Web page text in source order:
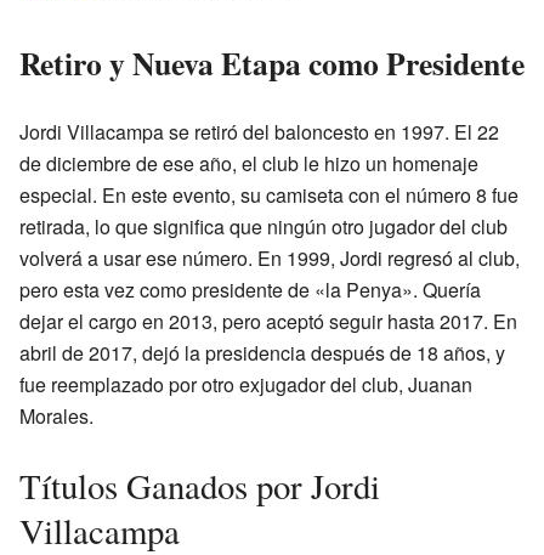
Retiro y Nueva Etapa como Presidente
Jordi Villacampa se retiró del baloncesto en 1997. El 22
de diciembre de ese año, el club le hizo un homenaje
especial. En este evento, su camiseta con el número 8 fue
retirada, lo que significa que ningún otro jugador del club
volverá a usar ese número. En 1999, Jordi regresó al club,
pero esta vez como presidente de «la Penya». Quería
dejar el cargo en 2013, pero aceptó seguir hasta 2017. En
abril de 2017, dejó la presidencia después de 18 años, y
fue reemplazado por otro exjugador del club, Juanan
Morales.
Títulos Ganados por Jordi
Villacampa